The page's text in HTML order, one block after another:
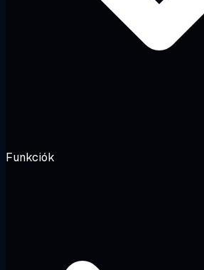
Funkciók